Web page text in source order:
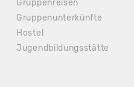
Gruppenreisen
Gruppenunterkünfte
Hostel
Jugendbildungsstätte